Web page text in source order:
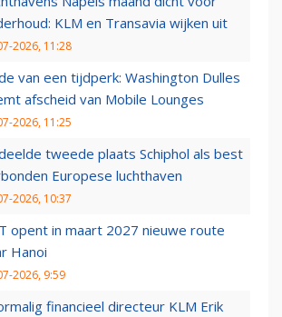
KLM en Transavia wijken uit
2026, 11:28
van een tijdperk: Washington Dulles
afscheid van Mobile Lounges
2026, 11:25
tweede plaats Schiphol als best
Europese luchthaven
2026, 10:37
opent in maart 2027 nieuwe route
Hanoi
2026, 9:59
financieel directeur KLM Erik